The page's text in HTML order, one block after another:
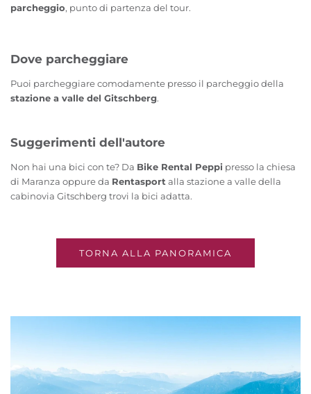
parcheggio, punto di partenza del tour.
Dove parcheggiare
Puoi parcheggiare comodamente presso il parcheggio della
stazione a valle del Gitschberg.
Suggerimenti dell'autore
Non hai una bici con te? Da Bike Rental Peppi presso la chiesa
di Maranza oppure da Rentasport alla stazione a valle della
cabinovia Gitschberg trovi la bici adatta.
TORNA ALLA PANORAMICA